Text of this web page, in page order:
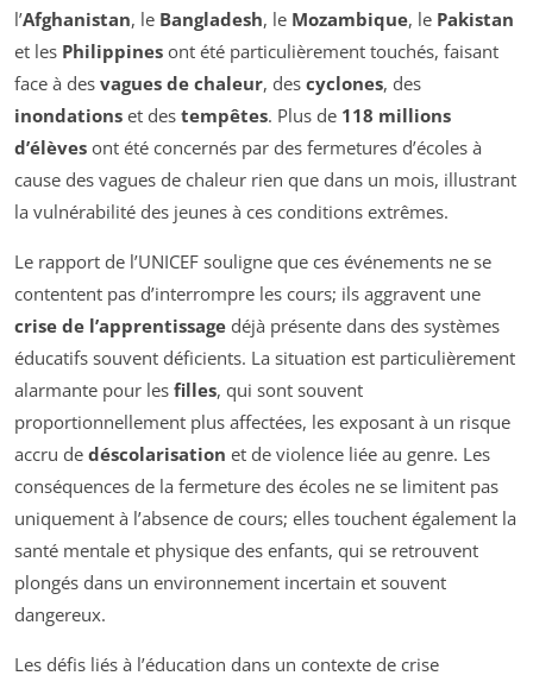
l’Afghanistan, le Bangladesh, le Mozambique, le Pakistan
et les Philippines ont été particulièrement touchés, faisant
face à des vagues de chaleur, des cyclones, des
inondations et des tempêtes. Plus de 118 millions
d’élèves ont été concernés par des fermetures d’écoles à
cause des vagues de chaleur rien que dans un mois, illustrant
la vulnérabilité des jeunes à ces conditions extrêmes.
Le rapport de l’UNICEF souligne que ces événements ne se
contentent pas d’interrompre les cours; ils aggravent une
crise de l’apprentissage déjà présente dans des systèmes
éducatifs souvent déficients. La situation est particulièrement
alarmante pour les filles, qui sont souvent
proportionnellement plus affectées, les exposant à un risque
accru de déscolarisation et de violence liée au genre. Les
conséquences de la fermeture des écoles ne se limitent pas
uniquement à l’absence de cours; elles touchent également la
santé mentale et physique des enfants, qui se retrouvent
plongés dans un environnement incertain et souvent
dangereux.
Les défis liés à l’éducation dans un contexte de crise